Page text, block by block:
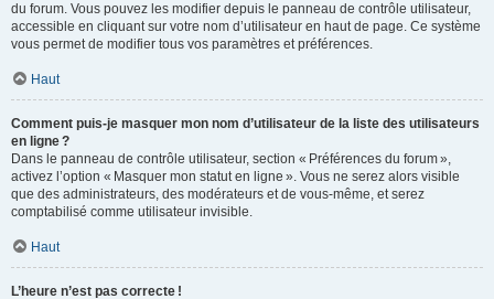
du forum. Vous pouvez les modifier depuis le panneau de contrôle utilisateur,
accessible en cliquant sur votre nom d’utilisateur en haut de page. Ce système
vous permet de modifier tous vos paramètres et préférences.
Haut
Comment puis-je masquer mon nom d’utilisateur de la liste des utilisateurs
en ligne ?
Dans le panneau de contrôle utilisateur, section « Préférences du forum »,
activez l’option « Masquer mon statut en ligne ». Vous ne serez alors visible
que des administrateurs, des modérateurs et de vous-même, et serez
comptabilisé comme utilisateur invisible.
Haut
L’heure n’est pas correcte !